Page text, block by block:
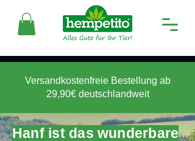
Versandkostenfreie Bestellung ab
29,90€ deutschlandweit
Hanf ist das wunderbare